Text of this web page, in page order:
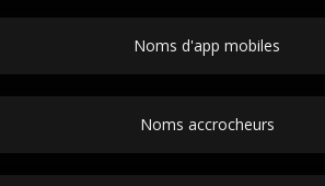
Noms d'app mobiles
Noms accrocheurs